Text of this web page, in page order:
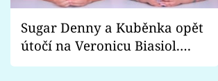
Sugar Denny a Kuběnka opět
útočí na Veronicu Biasiol.
Proč je podle nich falešná a